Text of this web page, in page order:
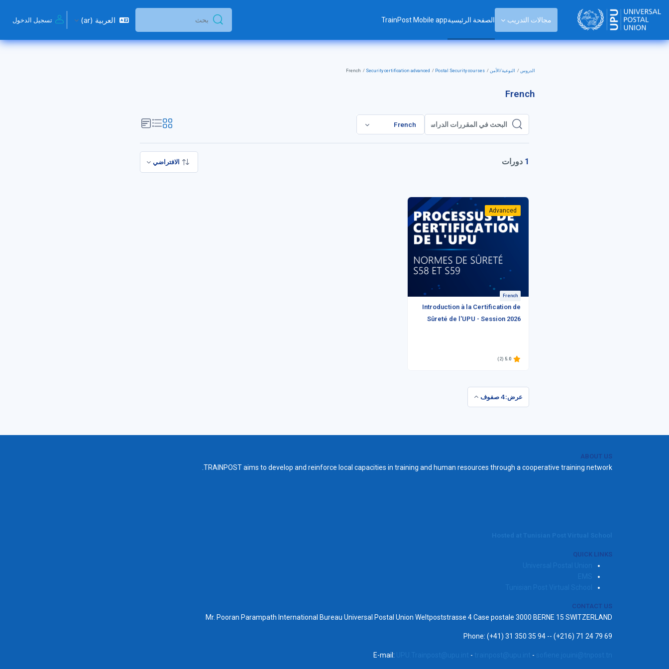
مجالات التدريب الصفحة الرئيسيةTrainPost Mobile app
بحث
بحث العربية ‎(ar)‎ تسجيل الدخول
الدروس النوعية/الأمن Postal Security courses
Security certification advanced
French
French
البحث في المقررات الدراسية
البحث في المقررات الدراسية French
1 دورات الافتراضي
Advanced
French
Introduction à la Certification de
Sûreté de l'UPU - Session 2026
5.0
(2)
عرض:4 صفوف
ABOUT US
TRAINPOST aims to develop and reinforce local capacities in training and human resources through a cooperative training network.
QUICK LINKS
CONTACT US
Mr. Pooran Parampath International Bureau Universal Postal Union Weltpoststrasse 4 Case postale 3000 BERNE 15 SWITZERLAND
Phone: (+41) 31 350 35 94 -- (+216) 71 24 79 69
E-mail: - -